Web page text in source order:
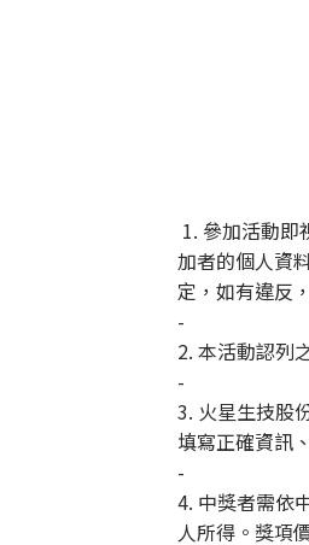
1. 參加活動即
加者的個人資
定，如有違反
-
2. 本活動認列
-
3. 火星生技股
填寫正確資訊
-
4. 中獎者需依
人所得。獎項